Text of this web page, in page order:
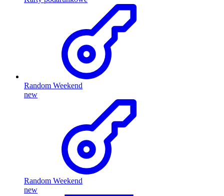
Random Weekend
new
Random Weekend
new